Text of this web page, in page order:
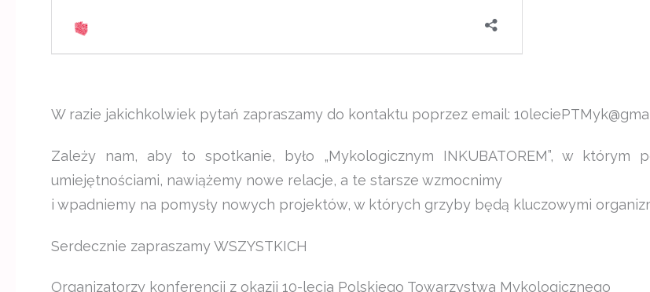
W razie jakichkolwiek pytań zapraszamy do kontaktu poprzez email:
Zależy nam, aby to spotkanie, było „Mykologicznym INKUBATOREM”, w którym
umiejętnościami, nawiążemy nowe relacje, a te starsze wzmocnimy
i wpadniemy na pomysły nowych projektów, w których grzyby będą kluczowymi
Serdecznie zapraszamy WSZYSTKICH
Organizatorzy konferencji z okazji 10-lecia Polskiego Towarzystwa Mykologicznego